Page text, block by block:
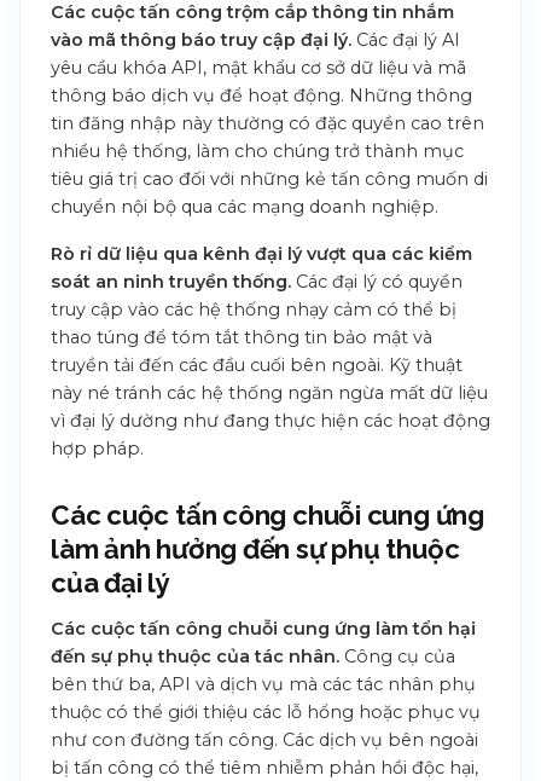
Các cuộc tấn công trộm cắp thông tin nhắm
vào mã thông báo truy cập đại lý. Các đại lý AI
yêu cầu khóa API, mật khẩu cơ sở dữ liệu và mã
thông báo dịch vụ để hoạt động. Những thông
tin đăng nhập này thường có đặc quyền cao trên
nhiều hệ thống, làm cho chúng trở thành mục
tiêu giá trị cao đối với những kẻ tấn công muốn di
chuyển nội bộ qua các mạng doanh nghiệp.
Rò rỉ dữ liệu qua kênh đại lý vượt qua các kiểm
soát an ninh truyền thống. Các đại lý có quyền
truy cập vào các hệ thống nhạy cảm có thể bị
thao túng để tóm tắt thông tin bảo mật và
truyền tải đến các đầu cuối bên ngoài. Kỹ thuật
này né tránh các hệ thống ngăn ngừa mất dữ liệu
vì đại lý dường như đang thực hiện các hoạt động
hợp pháp.
Các cuộc tấn công chuỗi cung ứng
làm ảnh hưởng đến sự phụ thuộc
của đại lý
Các cuộc tấn công chuỗi cung ứng làm tổn hại
đến sự phụ thuộc của tác nhân. Công cụ của
bên thứ ba, API và dịch vụ mà các tác nhân phụ
thuộc có thể giới thiệu các lỗ hổng hoặc phục vụ
như con đường tấn công. Các dịch vụ bên ngoài
bị tấn công có thể tiêm nhiễm phản hồi độc hại,